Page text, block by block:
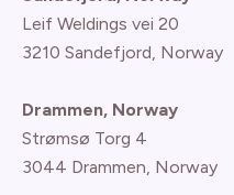
Leif Weldings vei 20
3210 Sandefjord, Norway
Drammen, Norway
Strømsø Torg 4
3044 Drammen, Norway